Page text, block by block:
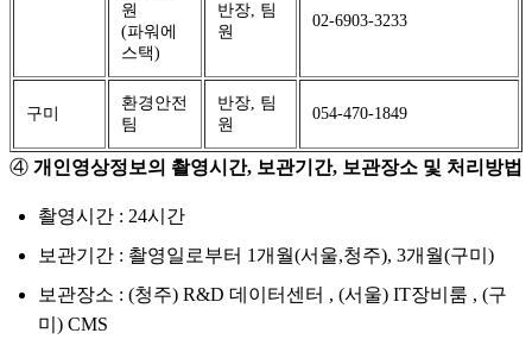
원
(파워에
스택)
반장, 팀
원
02-6903-3233
구미
환경안전
팀
반장, 팀
원
054-470-1849
④ 개인영상정보의 촬영시간, 보관기간, 보관장소 및 처리방법
촬영시간 : 24시간
보관기간 : 촬영일로부터 1개월(서울,청주), 3개월(구미)
보관장소 : (청주) R&D 데이터센터 , (서울) IT장비룸 , (구
미) CMS